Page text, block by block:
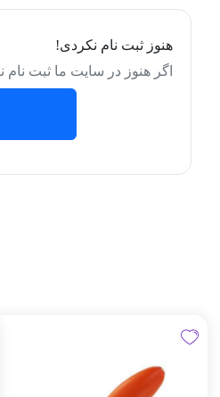
هنوز ثبت نام نکردی!
اگر هنوز در سایت ما ثبت نام